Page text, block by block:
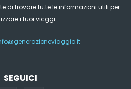
di trovare tutte le informazioni utili per
i tuoi viaggi .
SEGUICI